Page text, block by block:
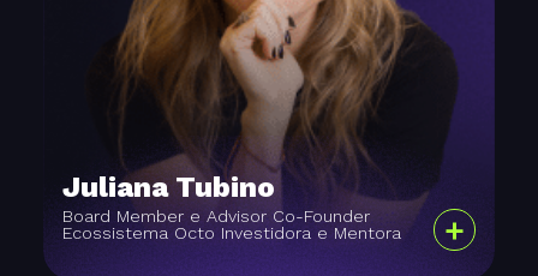
Juliana Tubino
Board Member e Advisor Co-Founder
Ecossistema Octo Investidora e Mentora
+